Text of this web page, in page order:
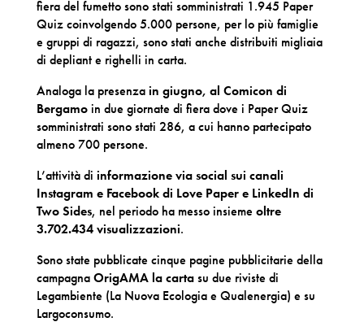
fiera del fumetto sono stati somministrati 1.945 Paper
Quiz coinvolgendo 5.000 persone, per lo più famiglie
e gruppi di ragazzi, sono stati anche distribuiti migliaia
di depliant e righelli in carta.
Analoga la presenzain giugno, al Comicon di
Bergamoin due giornate di fiera dove i Paper Quiz
somministrati sono stati 286, a cui hanno partecipato
almeno 700 persone.
L’attività di informazione via social sui canali
Instagram e Facebook di Love Paper e LinkedIn di
Two Sides, nel periodo ha messo insieme oltre
3.702.434 visualizzazioni.
Sono state pubblicate cinque pagine pubblicitarie della
campagnaOrigAMA la cartasu due riviste di
Legambiente (La Nuova Ecologia e Qualenergia) e su
Largoconsumo.